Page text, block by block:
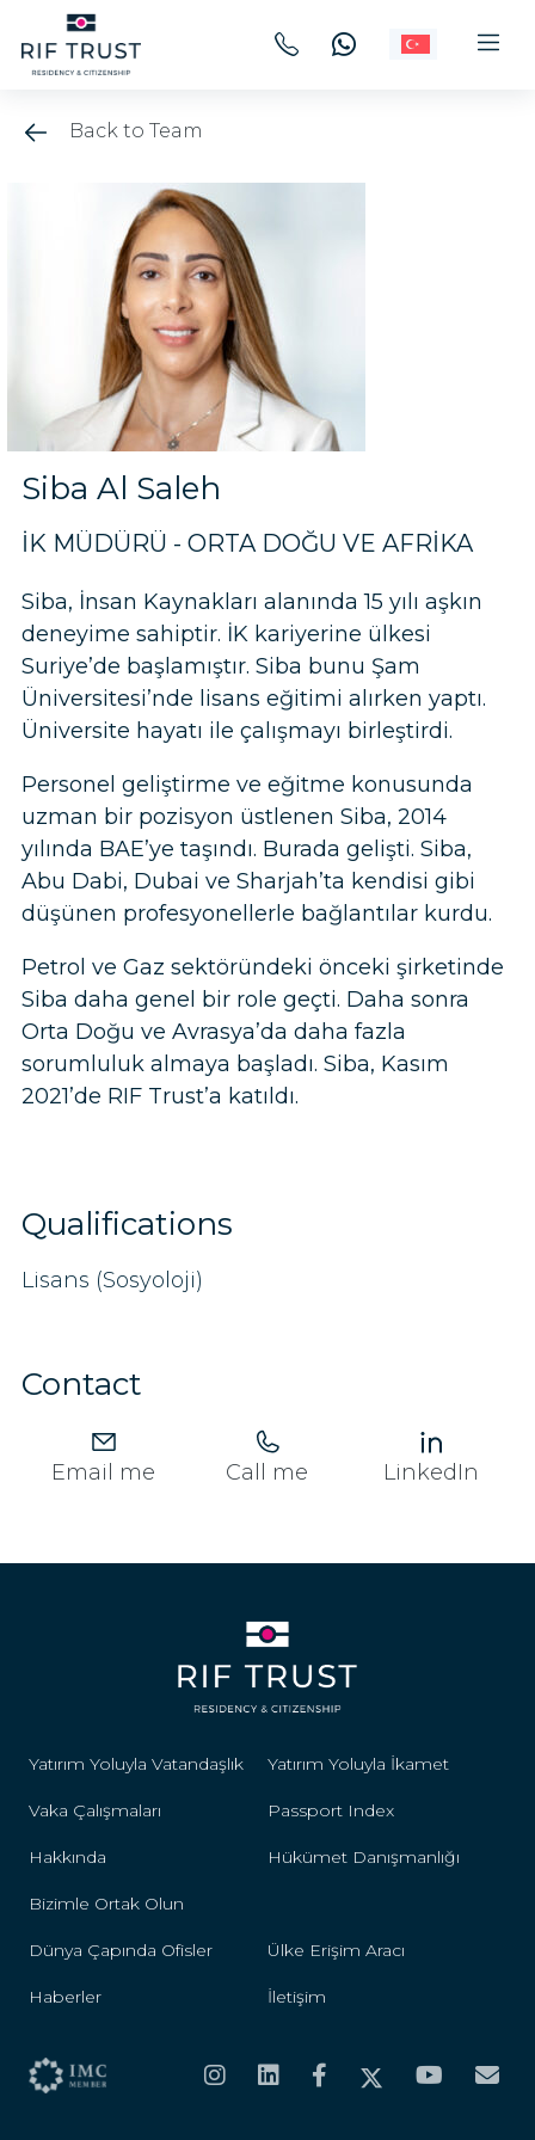
Back to Team
Siba Al Saleh
İK MÜDÜRÜ - ORTA DOĞU VE AFRIKA
Siba, İnsan Kaynakları alanında 15 yılı aşkın
deneyime sahiptir. İK kariyerine ülkesi
Suriye’de başlamıştır. Siba bunu Şam
Üniversitesi’nde lisans eğitimi alırken yaptı.
Üniversite hayatı ile çalışmayı birleştirdi.
Personel geliştirme ve eğitme konusunda
uzman bir pozisyon üstlenen Siba, 2014
yılında BAE’ye taşındı. Burada gelişti. Siba,
Abu Dabi, Dubai ve Sharjah’ta kendisi gibi
düşünen profesyonellerle bağlantılar kurdu.
Petrol ve Gaz sektöründeki önceki şirketinde
Siba daha genel bir role geçti. Daha sonra
Orta Doğu ve Avrasya’da daha fazla
sorumluluk almaya başladı. Siba, Kasım
2021’de RIF Trust’a katıldı.
Qualifications
Lisans (Sosyoloji)
Contact
Email me Call me LinkedIn
Yatırım Yoluyla Vatandaşlık Yatırım Yoluyla İkamet
Vaka Çalışmaları Passport Index
Hakkında Hükümet Danışmanlığı
Bizimle Ortak Olun
Dünya Çapında Ofisler Ülke Erişim Aracı
Haberler İletişim